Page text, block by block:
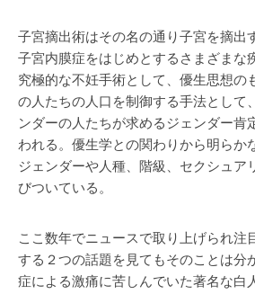
子宮摘出術はその名の通り子宮を摘出
子宮内膜症をはじめとするさまざまな
究極的な不妊手術として、優生思想の
の人たちの人口を制御する手法として
ンダーの人たちが求めるジェンダー肯
われる。優生学との関わりから明らか
ジェンダーや人種、階級、セクシュア
びついている。
ここ数年でニュースで取り上げられ注
する２つの話題を見てもそのことは分
症による激痛に苦しんでいた著名な白